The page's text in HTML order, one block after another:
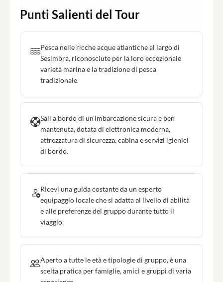
Punti Salienti del Tour
Pesca nelle ricche acque atlantiche al largo di
Sesimbra, riconosciute per la loro eccezionale
varietà marina e la tradizione di pesca
tradizionale.
Sali a bordo di un'imbarcazione sicura e ben
mantenuta, dotata di elettronica moderna,
attrezzatura di sicurezza, cabina e servizi igienici
di bordo.
Ricevi una guida costante da un esperto
equipaggio locale che si adatta al livello di abilità
e alle preferenze del gruppo durante tutto il
viaggio.
Aperto a tutte le età e tipologie di gruppo, è una
scelta pratica per famiglie, amici e gruppi di varia